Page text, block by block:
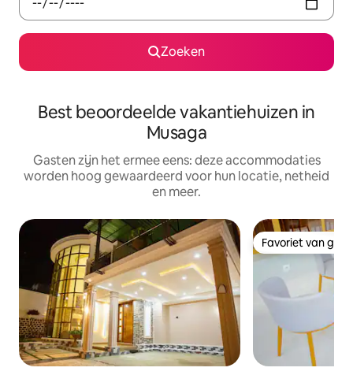
Zoeken
Best beoordeelde vakantiehuizen in
Musaga
Gasten zijn het ermee eens: deze accommodaties
worden hoog gewaardeerd voor hun locatie, netheid
en meer.
Favoriet van
Favoriet van